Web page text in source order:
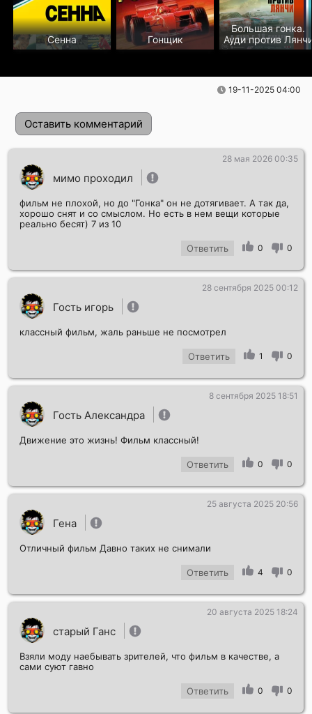
Сенна Гонщик
Большая гонка.
Ауди против
19-11-2025 04:00
Оставить комментарий
Отправить!
мимо проходил
28 мая 2026 00:35
фильм не плохой, но до "Гонка" он не дотягивает. А так да,
хорошо снят и со смыслом. Но есть в нем вещи которые
реально бесят) 7 из 10
Ответить 0 0
Гость игорь
28 сентября 2025 00:12
классный фильм, жаль раньше не посмотрел
Ответить 1 0
Гость Александра
8 сентября 2025 18:51
Движение это жизнь! Фильм классный!
Ответить 0 0
Гена
25 августа 2025 20:56
Отличный фильм Давно таких не снимали
Ответить 4 0
старый Ганс
20 августа 2025 18:24
Взяли моду наебывать зрителей, что фильм в качестве, а
сами суют гавно
Ответить 0 0